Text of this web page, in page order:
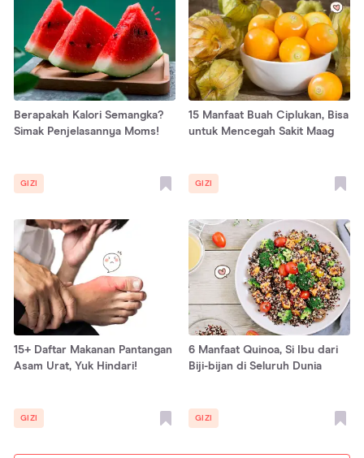
Berapakah Kalori Semangka?
Simak Penjelasannya Moms!
GIZI
15 Manfaat Buah Ciplukan, Bisa
untuk Mencegah Sakit Maag
GIZI
15+ Daftar Makanan Pantangan
Asam Urat, Yuk Hindari!
GIZI
6 Manfaat Quinoa, Si Ibu dari
Biji-bijan di Seluruh Dunia
GIZI